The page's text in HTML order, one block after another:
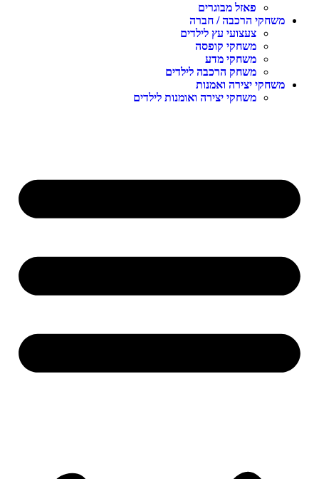
פאזל מבוגרים
הרכבה / חברה
צעצועי עץ לילדים
משחקי קופסה
משחקי מדע
משחק הרכבה לילדים
יצירה ואמנות
משחקי יצירה ואומנות לילדים